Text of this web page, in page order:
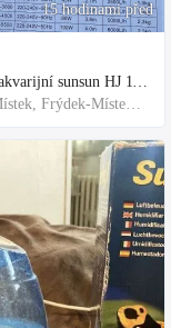
15 hodinami před
čerpadlo akvarijní sunsun HJ 1100
Frýdek-Místek, Frýdek-Místek District, Czechia